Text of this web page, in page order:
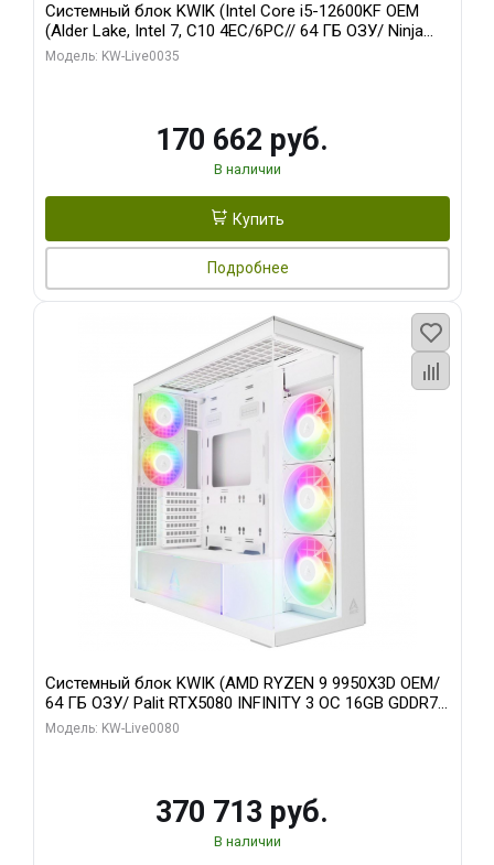
Системный блок KWIK (Intel Core i5-12600KF OEM
(Alder Lake, Intel 7, C10 4EC/6PC// 64 ГБ ОЗУ/ Ninja
Sinotex GTX1650 4GB 128bit GDDR6 DVI DP HDMI 2/
Модель: KW-Live0035
170 662 руб.
В наличии
Купить
Подробнее
Системный блок KWIK (AMD RYZEN 9 9950X3D OEM/
64 ГБ ОЗУ/ Palit RTX5080 INFINITY 3 OC 16GB GDDR7
256bit 3xDP H/ 960 ГБ SSD)
Модель: KW-Live0080
370 713 руб.
В наличии